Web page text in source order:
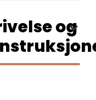
og